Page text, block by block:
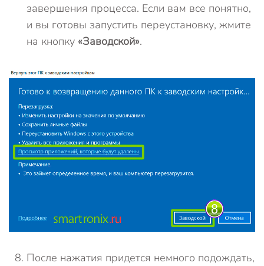
завершения процесса. Если вам все понятно,
и вы готовы запустить переустановку, жмите
на кнопку «Заводской».
После нажатия придется немного подождать,